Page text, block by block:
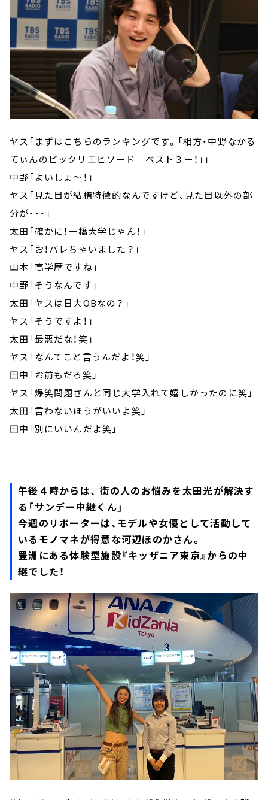
ヤス「まずはこちらのランキングです。「相方・中野なかる
てぃんのビックリエピソード ベスト３ー！」」
中野「よいしょ～！」
ヤス「見た目が結構特徴的なんですけど、見た目以外の部
分が・・・」
太田「確かに！一橋大学じゃん！」
ヤス「お！バレちゃいました？」
山本「高学歴ですね」
中野「そうなんです」
太田「ヤスは日大OBなの？」
ヤス「そうですよ！」
太田「最悪だな！笑」
ヤス「なんてこと言うんだよ！笑」
田中「お前もだろ笑」
ヤス「爆笑問題さんと同じ大学入れて嬉しかったのに笑」
太田「言わないほうがいいよ笑」
田中「別にいいんだよ笑」
午後４時からは、 街の人のお悩みを太田光が解決す
る「サンデー中継くん」
今週のリポーターは、モデルや女優として活動して
いるモノマネが得意な河辺ほのかさん。
豊洲にある体験型施設『キッザニア東京』からの中
継でした！